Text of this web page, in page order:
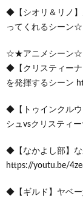
◆【シオリ＆リノ】
ってくれるシーン
☆★アニメシーン
◆【クリスティーナ
を発揮するシーン
◆【トゥインクルウ
シュvsクリスティ
◆【なかよし部】な
https://youtu.be/
◆【ギルド】ヤベー